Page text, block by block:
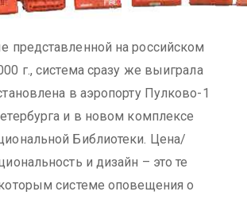
представленной на российском
г., система сразу же выиграла
в аэропорту Пулково-1
и в новом комплексе
Библиотеки. Цена/
и дизайн – это те
системе оповещения о